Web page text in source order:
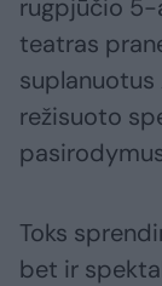
rugpjūčio 5-
teatras
suplanuotus
režisuoto
Toks
bet ir